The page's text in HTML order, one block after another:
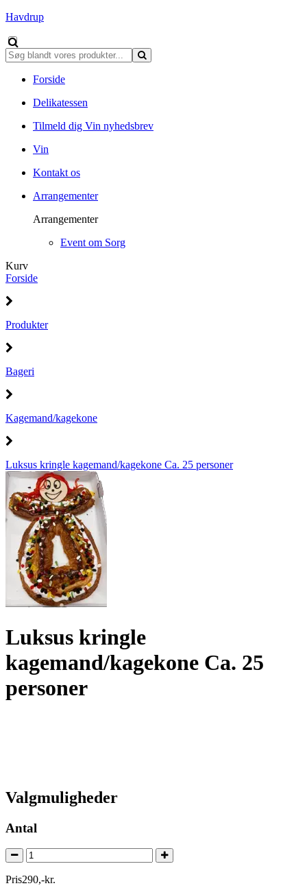
Havdrup
Forside
Delikatessen
Tilmeld dig Vin nyhedsbrev
Vin
Kontakt os
Arrangementer
Arrangementer
Event om Sorg
Kurv
Forside
Produkter
Bageri
Kagemand/kagekone
Luksus kringle kagemand/kagekone Ca. 25 personer
Luksus kringle
kagemand/kagekone Ca. 25
personer
Valgmuligheder
Antal
Pris290,-kr.